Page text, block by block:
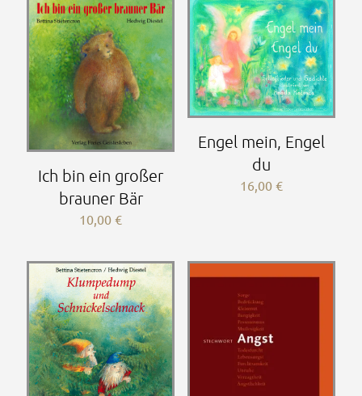
Ich bin ein großer
brauner Bär
10,00€
Engel mein, Engel
du
16,00 €